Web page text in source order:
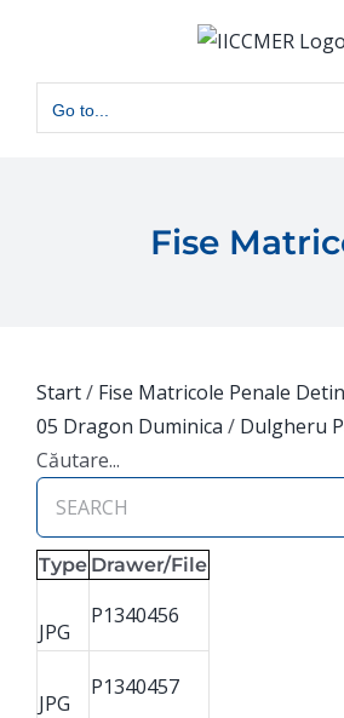
content
Go to...
Fise
Start/ Fise Matricole Penale
05 Dragon Duminica / Dulgheru
Căutare...
Type Drawer/File
JPG
P1340456
JPG
P1340457